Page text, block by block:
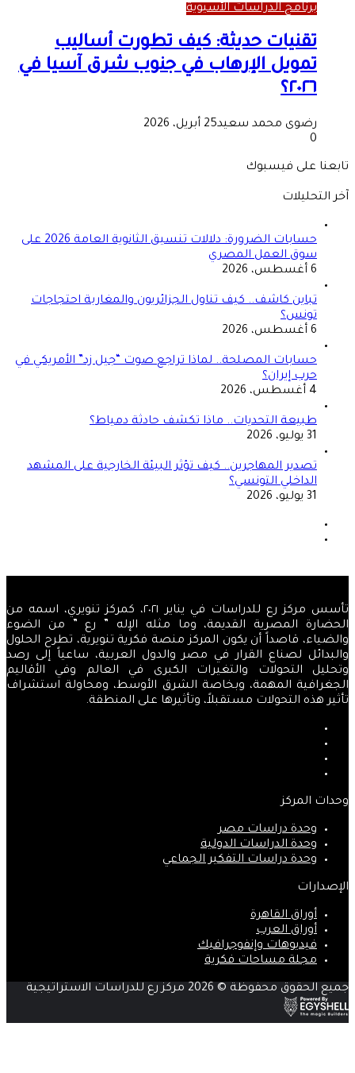
برنامج الدراسات الآسيوية
تقنيات حديثة: كيف تطورت أساليب
تمويل الإرهاب في جنوب شرق آسيا في
٢٠٢٦؟
رضوى محمد سعيد25 أبريل، 2026
0
تابعنا على فيسبوك
آخر التحليلات
حسابات الضرورة: دلالات تنسيق الثانوية العامة 2026 على
سوق العمل المصري
6 أغسطس، 2026
تباين كاشف.. كيف تناول الجزائريون والمغاربة احتجاجات
تونس؟
6 أغسطس، 2026
حسابات المصلحة.. لماذا تراجع صوت “جيل زد” الأمريكي في
حرب إيران؟
4 أغسطس، 2026
طبيعة التحديات.. ماذا تكشف حادثة دمياط؟
31 يوليو، 2026
تصدير المهاجرين.. كيف تؤثر البيئة الخارجية على المشهد
الداخلي التونسي؟
31 يوليو، 2026
تأسس مركز رع للدراسات في يناير ٢٠٢١، كمركز تنويري، اسمه من
الحضارة المصرية القديمة، وما مثله الإله ” رع ” من الضوء
والضياء، قاصداً أن يكون المركز منصة فكرية تنويرية، تطرح الحلول
والبدائل لصناع القرار في مصر والدول العربية، ساعياً إلى رصد
وتحليل التحولات والتغيرات الكبرى في العالم وفي الأقاليم
الجغرافية المهمة، وبخاصة الشرق الأوسط، ومحاولة استشراف
تأثير هذه التحولات مستقبلاً، وتأثيرها على المنطقة.
وحدات المركز
وحدة دراسات مصر
وحدة الدراسات الدولية
وحدة دراسات التفكير الجماعي
الإصدارات
أوراق القاهرة
أوراق العرب
فيديوهات وإنفوجرافيك
مجلة مساحات فكرية
جميع الحقوق محفوظة © 2026 مركز رع للدراسات الاستراتيجية